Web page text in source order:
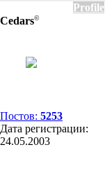
Profile
Cedars©
Постов: 5253
Дата регистрации:
24.05.2003